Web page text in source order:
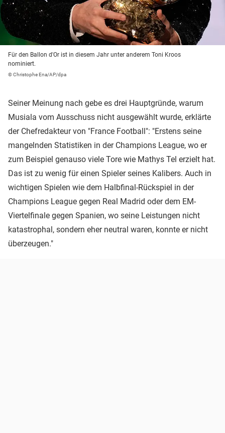
Für den Ballon d'Or ist in diesem Jahr unter anderem Toni Kroos
nominiert.
© Christophe Ena/AP/dpa
Seiner Meinung nach gebe es drei Hauptgründe, warum
Musiala vom Ausschuss nicht ausgewählt wurde, erklärte
der Chefredakteur von "France Football": "Erstens seine
mangelnden Statistiken in der Champions League, wo er
zum Beispiel genauso viele Tore wie Mathys Tel erzielt hat.
Das ist zu wenig für einen Spieler seines Kalibers. Auch in
wichtigen Spielen wie dem Halbfinal-Rückspiel in der
Champions League gegen Real Madrid oder dem EM-
Viertelfinale gegen Spanien, wo seine Leistungen nicht
katastrophal, sondern eher neutral waren, konnte er nicht
überzeugen."